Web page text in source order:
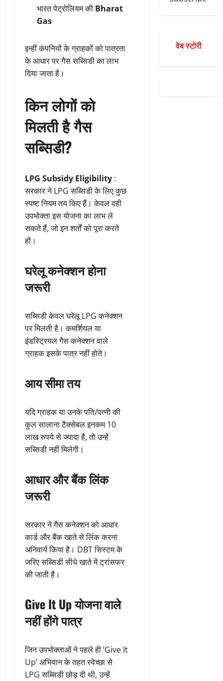
भारत पेट्रोलियम की Bharat
Gas
इन्हीं कंपनियों के ग्राहकों को पात्रता
के आधार पर गैस सब्सिडी का लाभ
दिया जाता है।
किन लोगों को
मिलती है गैस
सब्सिडी?
LPG Subsidy Eligibility :
सरकार ने LPG सब्सिडी के लिए कुछ
स्पष्ट नियम तय किए हैं। केवल वही
उपभोक्ता इस योजना का लाभ ले
सकते हैं, जो इन शर्तों को पूरा करते
हों।
घरेलू कनेक्शन होना
जरूरी
सब्सिडी केवल घरेलू LPG कनेक्शन
पर मिलती है। कमर्शियल या
इंडस्ट्रियल गैस कनेक्शन वाले
ग्राहक इसके पात्र नहीं होते।
आय सीमा तय
यदि ग्राहक या उनके पति/पत्नी की
कुल सालाना टैक्सेबल इनकम 10
लाख रुपये से ज्यादा है, तो उन्हें
सब्सिडी नहीं मिलेगी।
आधार और बैंक लिंक
जरूरी
सरकार ने गैस कनेक्शन को आधार
कार्ड और बैंक खाते से लिंक करना
अनिवार्य किया है। DBT सिस्टम के
जरिए सब्सिडी सीधे खाते में ट्रांसफर
की जाती है।
Give It Up योजना वाले
नहीं होंगे पात्र
जिन उपभोक्ताओं ने पहले ही ‘Give It
Up’ अभियान के तहत स्वेच्छा से
LPG सब्सिडी छोड़ दी थी, उन्हें
वेब स्टोरी